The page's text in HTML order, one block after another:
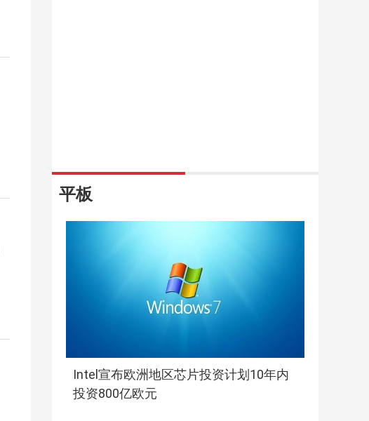
平板
Intel宣布欧洲地区芯片投资计划10年内
投资800亿欧元